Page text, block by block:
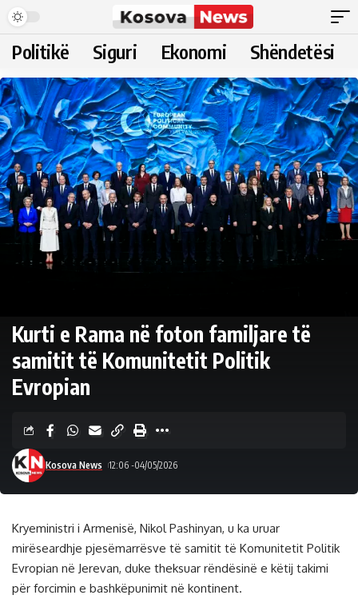
Politikë Siguri Ekonomi Shëndetësi
Kurti e Rama në foton familjare të
samitit të Komunitetit Politik
Evropian
Kosova News 12:06 -04/05/2026
Kryeministri i Armenisë, Nikol Pashinyan, u ka uruar
mirëseardhje pjesëmarrësve të samitit të Komunitetit Politik
Evropian në Jerevan, duke theksuar rëndësinë e këtij takimi
për forcimin e bashkëpunimit në kontinent.